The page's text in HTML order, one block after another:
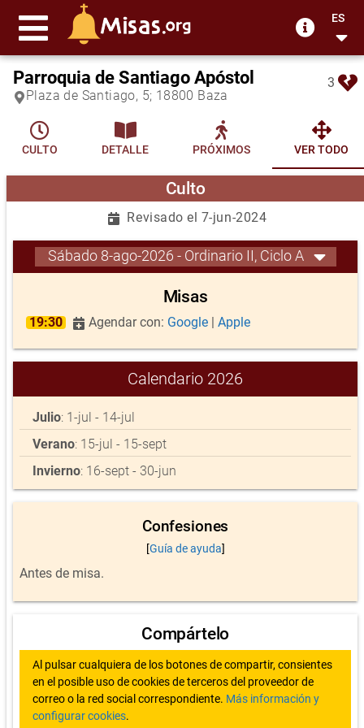
ES
Parroquia de Santiago Apóstol
Plaza de Santiago, 5; 18800 Baza
3
CULTO DETALLE PRÓXIMOS VER TODO
Culto
Revisado el 7-jun-2024
Sábado 8-ago-2026 - Ordinario II, Ciclo A
Misas
19:30 Agendar con: Google | Apple
Calendario 2026
Julio: 1-jul - 14-jul
Verano: 15-jul - 15-sept
Invierno: 16-sept - 30-jun
Confesiones
[Guía de ayuda]
Antes de misa.
Compártelo
Al pulsar cualquiera de los botones de compartir, consientes
en el posible uso de cookies de terceros del proveedor de
correo o la red social correspondiente. Más información y
configurar cookies.